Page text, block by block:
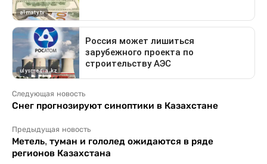
Следующая новость
Снег прогнозируют синоптики в Казахстане
Предыдущая новость
Метель, туман и гололед ожидаются в ряде
регионов Казахстана